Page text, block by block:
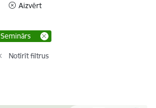
Aizvērt
Seminārs
Notīrīt filtrus